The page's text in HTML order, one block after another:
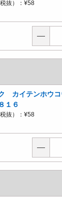
抜）： ¥58
カイテンホウ
１６
抜）： ¥58